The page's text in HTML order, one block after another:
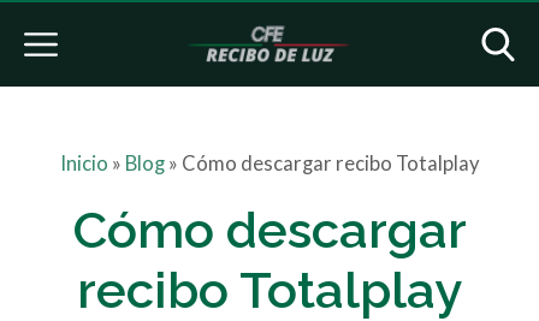
Inicio » Blog» Cómo descargar recibo Totalplay
Cómo descargar
recibo Totalplay